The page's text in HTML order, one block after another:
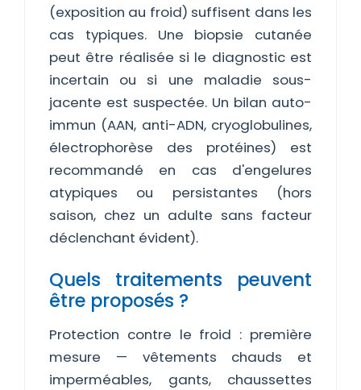
(exposition au froid) suffisent dans les
cas typiques. Une biopsie cutanée
peut être réalisée si le diagnostic est
incertain ou si une maladie sous-
jacente est suspectée. Un bilan auto-
immun (AAN, anti-ADN, cryoglobulines,
électrophorèse des protéines) est
recommandé en cas d'engelures
atypiques ou persistantes (hors
saison, chez un adulte sans facteur
déclenchant évident).
Quels traitements peuvent
être proposés ?
Protection contre le froid : première
mesure — vêtements chauds et
imperméables, gants, chaussettes